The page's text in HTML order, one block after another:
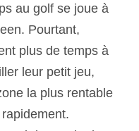
au golf se joue à
Pourtant,
plus de temps à
leur petit jeu,
la plus rentable